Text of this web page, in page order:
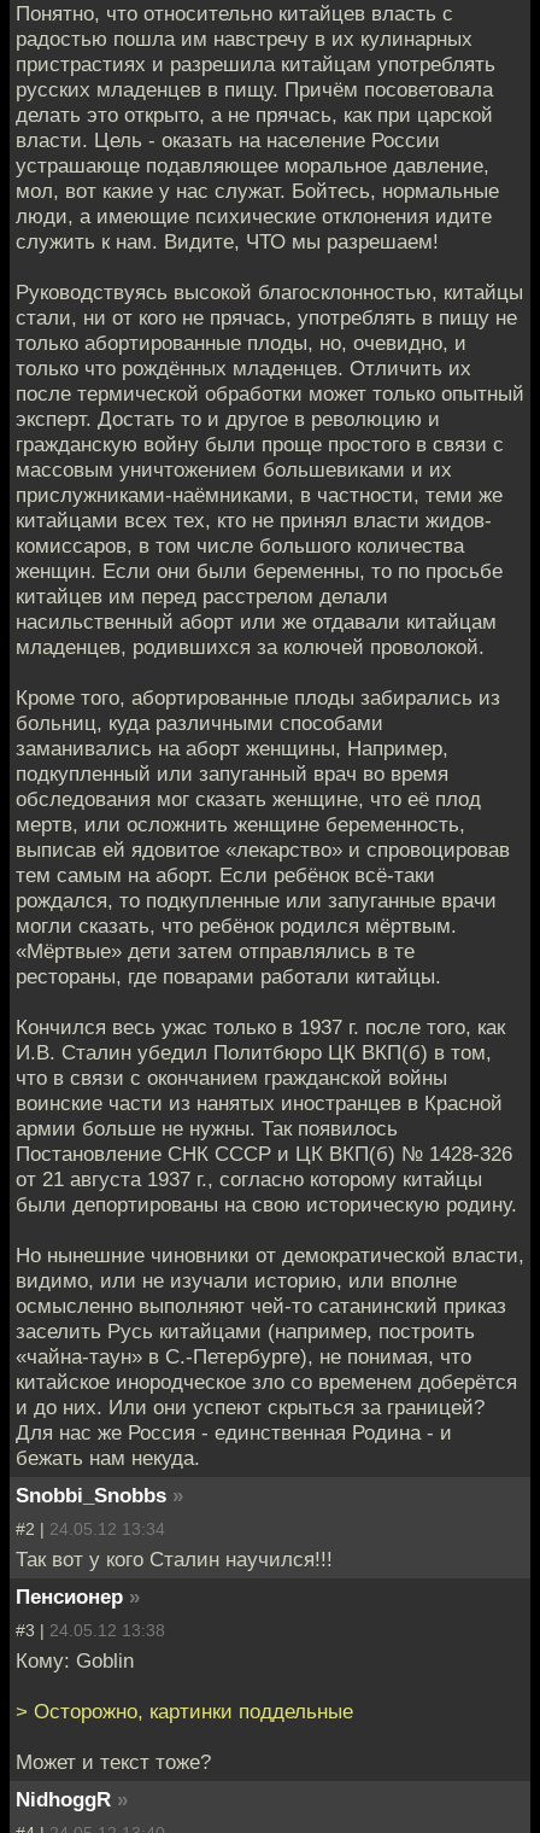
Понятно, что относительно китайцев власть с
радостью пошла им навстречу в их кулинарных
пристрастиях и разрешила китайцам употреблять
русских младенцев в пищу. Причём посоветовала
делать это открыто, а не прячась, как при царской
власти. Цель - оказать на население России
устрашающе подавляющее моральное давление,
мол, вот какие у нас служат. Бойтесь, нормальные
люди, а имеющие психические отклонения идите
служить к нам. Видите, ЧТО мы разрешаем!
Руководствуясь высокой благосклонностью, китайцы
стали, ни от кого не прячась, употреблять в пищу не
только абортированные плоды, но, очевидно, и
только что рождённых младенцев. Отличить их
после термической обработки может только опытный
эксперт. Достать то и другое в революцию и
гражданскую войну были проще простого в связи с
массовым уничтожением большевиками и их
прислужниками-наёмниками, в частности, теми же
китайцами всех тех, кто не принял власти жидов-
комиссаров, в том числе большого количества
женщин. Если они были беременны, то по просьбе
китайцев им перед расстрелом делали
насильственный аборт или же отдавали китайцам
младенцев, родившихся за колючей проволокой.
Кроме того, абортированные плоды забирались из
больниц, куда различными способами
заманивались на аборт женщины, Например,
подкупленный или запуганный врач во время
обследования мог сказать женщине, что её плод
мертв, или осложнить женщине беременность,
выписав ей ядовитое «лекарство» и спровоцировав
тем самым на аборт. Если ребёнок всё-таки
рождался, то подкупленные или запуганные врачи
могли сказать, что ребёнок родился мёртвым.
«Мёртвые» дети затем отправлялись в те
рестораны, где поварами работали китайцы.
Кончился весь ужас только в 1937 г. после того, как
И.В. Сталин убедил Политбюро ЦК ВКП(б) в том,
что в связи с окончанием гражданской войны
воинские части из нанятых иностранцев в Красной
армии больше не нужны. Так появилось
Постановление СНК СССР и ЦК ВКП(б) № 1428-326
от 21 августа 1937 г., согласно которому китайцы
были депортированы на свою историческую родину.
Но нынешние чиновники от демократической власти,
видимо, или не изучали историю, или вполне
осмысленно выполняют чей-то сатанинский приказ
заселить Русь китайцами (например, построить
«чайна-таун» в С.-Петербурге), не понимая, что
китайское инородческое зло со временем доберётся
и до них. Или они успеют скрыться за границей?
Для нас же Россия - единственная Родина - и
бежать нам некуда.
Snobbi_Snobbs »
#2 | 24.05.12 13:34
Так вот у кого Сталин научился!!!
Пенсионер »
#3 | 24.05.12 13:38
Кому: Goblin
> Осторожно, картинки поддельные
Может и текст тоже?
NidhoggR »